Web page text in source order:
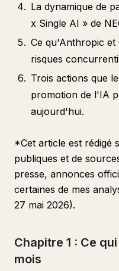
La dynamique de
x Single AI » de
Ce qu'Anthropic et
risques
Trois actions que
promotion de l'IA
aujourd'hui.
*Cet article est rédigé
publiques et de
presse, annonces
certaines de mes
27 mai 2026).
Chapitre 1 : Ce
mois